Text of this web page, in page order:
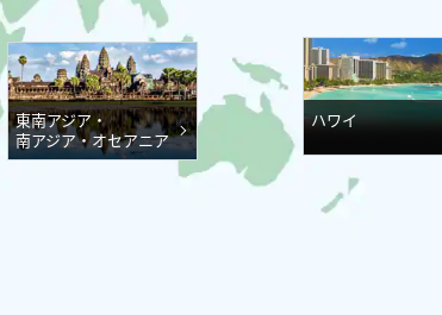
東南アジア・
南アジア・オセアニア
ハワイ